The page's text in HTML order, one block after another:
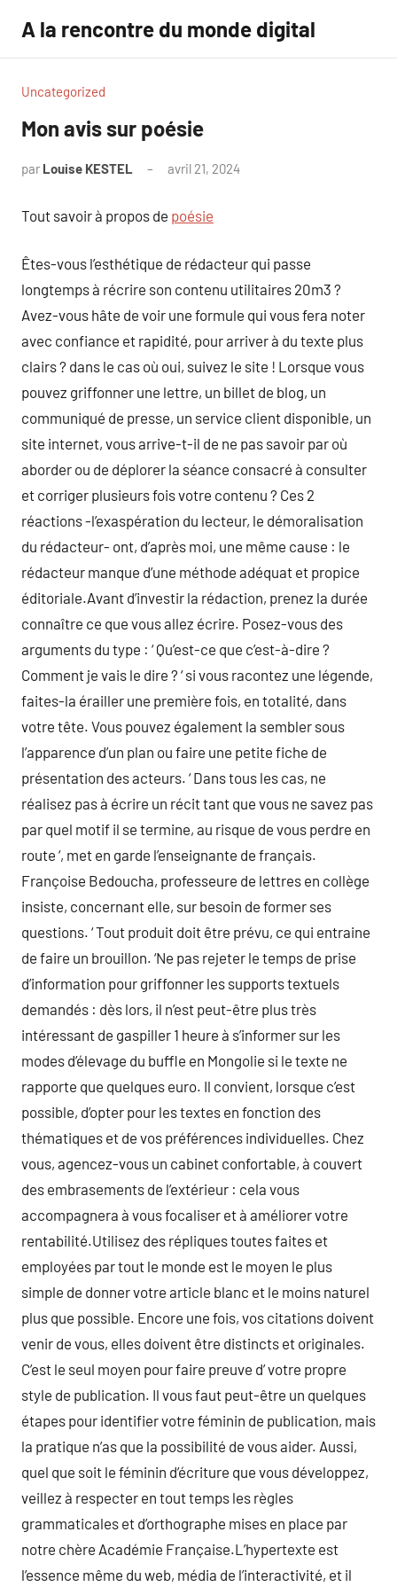
contenu
A la rencontre du monde digital
Uncategorized
Mon avis sur poésie
par Louise KESTEL avril 21, 2024
Tout savoir à propos de poésie
Êtes-vous l’esthétique de rédacteur qui passe
longtemps à récrire son contenu utilitaires 20m3 ?
Avez-vous hâte de voir une formule qui vous fera noter
avec confiance et rapidité, pour arriver à du texte plus
clairs ? dans le cas où oui, suivez le site ! Lorsque vous
pouvez griffonner une lettre, un billet de blog, un
communiqué de presse, un service client disponible, un
site internet, vous arrive-t-il de ne pas savoir par où
aborder ou de déplorer la séance consacré à consulter
et corriger plusieurs fois votre contenu ? Ces 2
réactions -l’exaspération du lecteur, le démoralisation
du rédacteur- ont, d’après moi, une même cause : le
rédacteur manque d’une méthode adéquat et propice
éditoriale.Avant d’investir la rédaction, prenez la durée
connaître ce que vous allez écrire. Posez-vous des
arguments du type : ‘ Qu’est-ce que c’est-à-dire ?
Comment je vais le dire ? ‘ si vous racontez une légende,
faites-la érailler une première fois, en totalité, dans
votre tête. Vous pouvez également la sembler sous
l’apparence d’un plan ou faire une petite fiche de
présentation des acteurs. ‘ Dans tous les cas, ne
réalisez pas à écrire un récit tant que vous ne savez pas
par quel motif il se termine, au risque de vous perdre en
route ‘, met en garde l’enseignante de français.
Françoise Bedoucha, professeure de lettres en collège
insiste, concernant elle, sur besoin de former ses
questions. ‘ Tout produit doit être prévu, ce qui entraine
de faire un brouillon. ‘Ne pas rejeter le temps de prise
d’information pour griffonner les supports textuels
demandés : dès lors, il n’est peut-être plus très
intéressant de gaspiller 1 heure à s’informer sur les
modes d’élevage du buffle en Mongolie si le texte ne
rapporte que quelques euro. Il convient, lorsque c’est
possible, d’opter pour les textes en fonction des
thématiques et de vos préférences individuelles. Chez
vous, agencez-vous un cabinet confortable, à couvert
des embrasements de l’extérieur : cela vous
accompagnera à vous focaliser et à améliorer votre
rentabilité.Utilisez des répliques toutes faites et
employées par tout le monde est le moyen le plus
simple de donner votre article blanc et le moins naturel
plus que possible. Encore une fois, vos citations doivent
venir de vous, elles doivent être distincts et originales.
C’est le seul moyen pour faire preuve d’ votre propre
style de publication. Il vous faut peut-être un quelques
étapes pour identifier votre féminin de publication, mais
la pratique n’as que la possibilité de vous aider. Aussi,
quel que soit le féminin d’écriture que vous développez,
veillez à respecter en tout temps les règles
grammaticales et d’orthographe mises en place par
notre chère Académie Française.L’hypertexte est
l’essence même du web, média de l’interactivité, et il